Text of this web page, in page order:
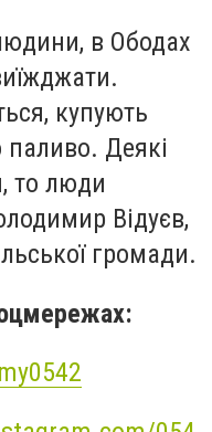
в Ободах
купують
Деякі
то люди
Відуєв,
громади.